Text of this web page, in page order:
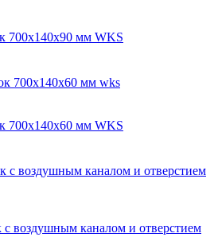
700x140x90 мм WKS
700x140x60 мм WKS
воздушным каналом и отверстием